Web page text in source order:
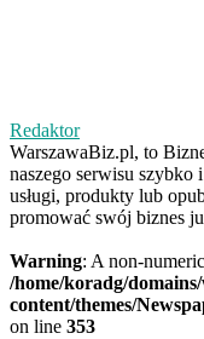
Redaktor
WarszawaBiz.pl, to
naszego serwisu szybko
usługi, produkty lub
promować swój biznes
Warning: A non-
/home/koradg/
content/themes/
on line 353